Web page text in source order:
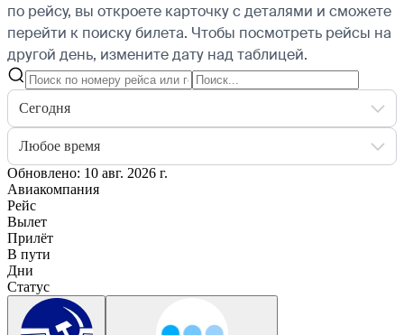
по рейсу, вы откроете карточку с деталями и сможете
перейти к поиску билета. Чтобы посмотреть рейсы на
другой день, измените дату над таблицей.
Сегодня
Любое время
Обновлено: 10 авг. 2026 г.
Авиакомпания
Рейс
Вылет
Прилёт
В пути
Дни
Статус